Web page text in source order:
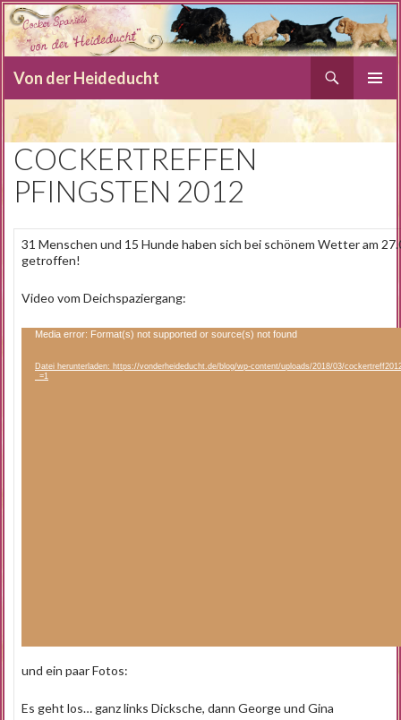
Von der Heideducht
ZUM
INHALT
COCKERTREFFEN
PFINGSTEN 2012
31 Menschen und 15 Hunde haben sich bei schönem Wetter am
getroffen!
Video vom Deichspaziergang:
Video-
Media error: Format(s) not supported or source(s) not found
Datei herunterladen: https://vonderheideducht.de/blog/wp-content/uploads/2018/03/
_=1
und ein paar Fotos:
Es geht los… ganz links Dicksche, dann George und Gina